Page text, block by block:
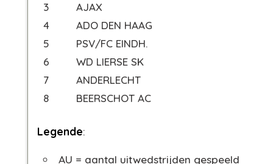
3
AJAX
4
ADO DEN HAAG
5
PSV/FC EINDH.
6
WD LIERSE SK
7
ANDERLECHT
8
BEERSCHOT AC
Legende:
AU = aantal uitwedstrijden gespeeld